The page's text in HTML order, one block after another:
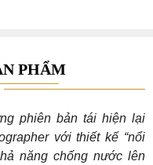
PHẨM
phiên bản tái hiện lại
với thiết kế “nổi
năng chống nước lên